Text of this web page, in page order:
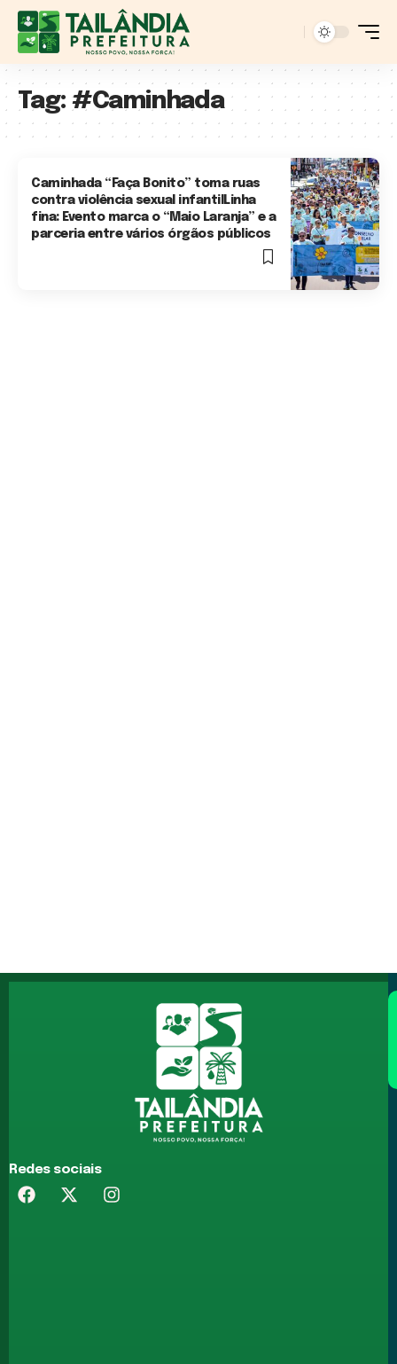
Tag: #Caminhada
Caminhada “Faça Bonito” toma ruas
contra violência sexual infantilLinha
fina: Evento marca o “Maio Laranja” e a
parceria entre vários órgãos públicos
Redes sociais